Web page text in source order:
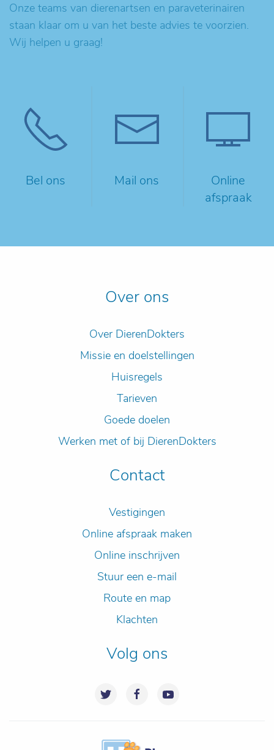
Onze teams van dierenartsen en paraveterinairen
staan klaar om u van het beste advies te voorzien.
Wij helpen u graag!
Bel ons Mail ons
Online
afspraak
Over ons
Over DierenDokters
Missie en doelstellingen
Huisregels
Tarieven
Goede doelen
Werken met of bij DierenDokters
Contact
Vestigingen
Online afspraak maken
Online inschrijven
Stuur een e-mail
Route en map
Klachten
Volg ons